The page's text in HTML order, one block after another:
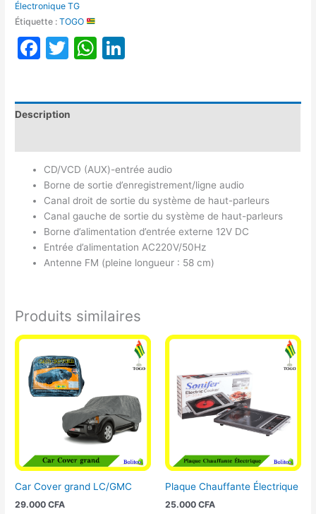
Électronique TG
Étiquette :TOGO
Facebook
TwitterWhatsApp
Description
CD/VCD (AUX)-entrée audio
Borne de sortie d’enregistrement/ligne audio
Canal droit de sortie du système de haut-parleurs
Canal gauche de sortie du système de haut-parleurs
Borne d’alimentation d’entrée externe 12V DC
Entrée d’alimentation AC220V/50Hz
Antenne FM (pleine longueur : 58 cm)
Produits similaires
Car Cover grand LC/GMC
29.000CFA
Plaque Chauffante Électrique
25.000 CFA